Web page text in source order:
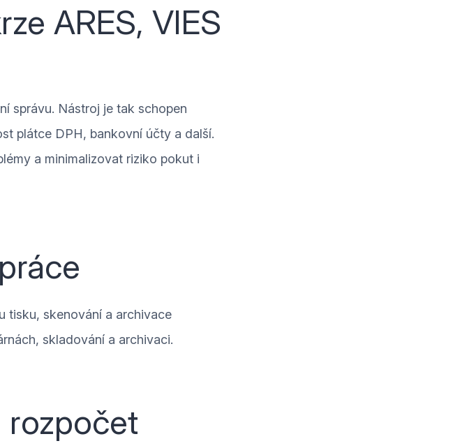
ARES, VIES
správu. Nástroj je tak schopen
plátce DPH, bankovní účty a další.
a minimalizovat riziko pokut i
tisku, skenování a archivace
skladování a archivaci.
rozpočet